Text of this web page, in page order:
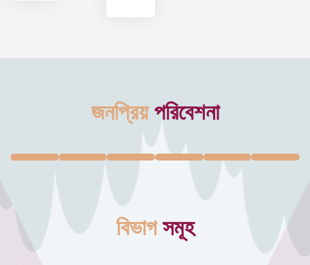
জনপ্রিয় পরিবেশনা
বিভাগ সমূহ